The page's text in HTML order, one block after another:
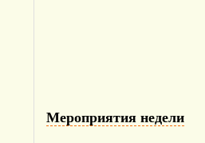
Мероприятия недели